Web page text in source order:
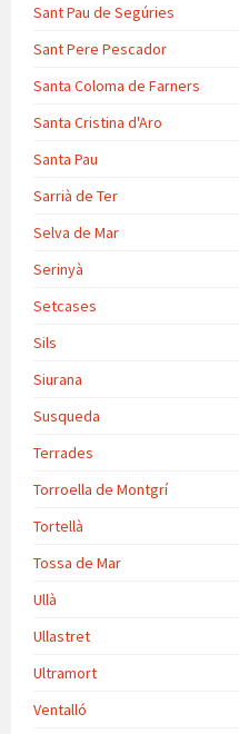
Sant Pau de Segúries
Sant Pere Pescador
Santa Coloma de Farners
Santa Cristina d'Aro
Santa Pau
Sarrià de Ter
Selva de Mar
Serinyà
Setcases
Sils
Siurana
Susqueda
Terrades
Torroella de Montgrí
Tortellà
Tossa de Mar
Ullà
Ullastret
Ultramort
Ventalló